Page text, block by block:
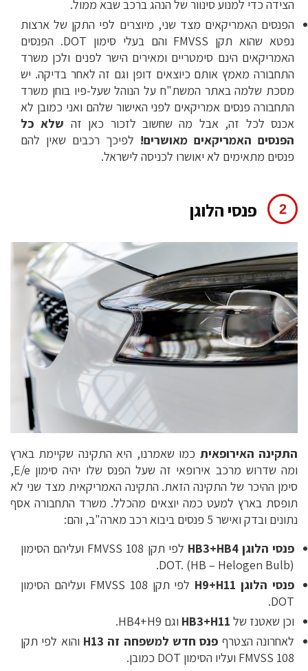
הצידה כדי למנוע סינוור של הנהג ברכב שבא ממול.
הפנסים האמריקאים מצד שני, מיוצרים לפי התקן של ארצות
נפטא שהוא תקן FMVSS והם בעלי סימון DOT. הפנסים
האמריקאים הינם סימטריים ומאירים הישר לפנים ולכן משרד
התחבורה מאמץ אותם כיוצאים דופן וגם זה לאחר בדיקה. יש
מסכת שלמה באתר המשת"ח על הנוהל שעל-פיו בוחן משרד
התחבורה פנסים אמריקאים לפני האישור שלהם ואני כמובן לא
אכנס לכל זה, אבל מה שחשוב לזכור כאן זה שלא כל
הפנסים האמריקאים מאושרים! לפיכך רכבים שאין להם
פנסים מתאימים לא יאושרו לכניסה לישראל.
פנסי הלוגן
התקינה האירופאית כמו שאמרנו, היא התקינה שקיימת בארץ
ומה שדרוש מרכב אירופאי זה שעל הפנס שלו יהיה סימון E/e,
סימן ההיכר של התקינה הזאת. התקינה האמריקאית מצד שני לא
תופסת בארץ למעט כמה יוצאים מהכלל. משרד התחבורה אסף
נתונים ובדק ואישר 5 פנסים ביבוא רכב מארה"ב, והם:
פנסי הלוגן HB3+HB4
לפי תקן FMVSS 108 ועליהם הסימון
DOT. (HB – Helogen Bulb).
פנסי הלוגן H9+H11
לפי תקן FMVSS 108 ועליהם הסימון
DOT.
וכן שאטנז של HB3+H11 וגם HB4+H9.
לאחרונה הצטרף פנס חדש למשפחה זה H13
והוא לפי תקן
FMVSS 108 ועליו הסימון DOT כמובן.